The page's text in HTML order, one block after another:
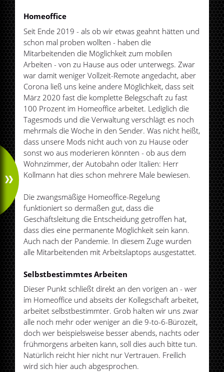
Homeoffice
Seit Ende 2019 - als ob wir etwas geahnt hätten und
schon mal proben wollten - haben die
Mitarbeitenden die Möglichkeit zum mobilen
Arbeiten - von zu Hause aus oder unterwegs. Zwar
war damit weniger Vollzeit-Remote angedacht, aber
Corona ließ uns keine andere Möglichkeit, dass seit
März 2020 fast die komplette Belegschaft zu fast
100 Prozent im Homeoffice arbeitet. Lediglich die
Tagesmods und die Verwaltung verschlägt es noch
mehrmals die Woche in den Sender. Was nicht heißt,
dass unsere Mods nicht auch von zu Hause oder
sonst wo aus moderieren könnten - ob aus dem
Wohnzimmer, der Autobahn oder Italien: Herr
Kollmann hat dies schon mehrere Male bewiesen.
Die zwangsmäßige Homeoffice-Regelung
funktioniert so dermaßen gut, dass die
Geschäftsleitung die Entscheidung getroffen hat,
dass dies eine permanente Möglichkeit sein kann.
Auch nach der Pandemie. In diesem Zuge wurden
alle Mitarbeitenden mit Arbeitslaptops ausgestattet.
Selbstbestimmtes Arbeiten
Dieser Punkt schließt direkt an den vorigen an - wer
im Homeoffice und abseits der Kollegschaft arbeitet,
arbeitet selbstbestimmter. Grob halten wir uns zwar
alle noch mehr oder weniger an die 9-to-6-Bürozeit,
doch wer beispielsweise besser abends, nachts oder
frühmorgens arbeiten kann, soll dies auch bitte tun.
Natürlich reicht hier nicht nur Vertrauen. Freilich
wird sich hier auch abgesprochen.